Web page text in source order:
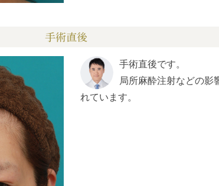
手術直後
手術直後です。
局所麻酔注射などの影
れています。